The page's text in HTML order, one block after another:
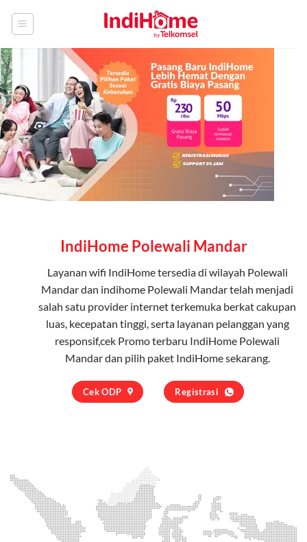
IndiHome Polewali Mandar
Layanan wifi IndiHometersedia di wilayah Polewali
Mandar dan indihome Polewali Mandar telah menjadi
salah satu provider internet terkemuka berkat cakupan
luas, kecepatan tinggi, serta layanan pelanggan yang
responsif,cek Promo terbaru IndiHome Polewali
Mandar dan pilih paket IndiHomesekarang.
Cek ODP Registrasi